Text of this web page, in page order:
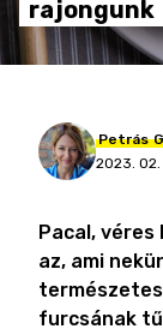
rajongunk
Petrás
2023. 02.
Pacal,
az, ami
furcsának